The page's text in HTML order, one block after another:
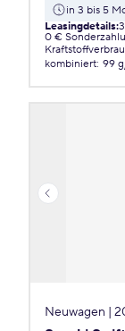
in 3 bis 5
Leasingdetails:
0 €
kombiniert: 99
Neuwagen |